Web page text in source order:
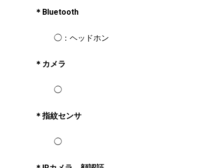
＊Bluetooth
◯：ヘッドホン
＊カメラ
◯
＊指紋センサ
◯